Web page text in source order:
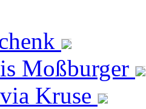
Moßburger
Kruse